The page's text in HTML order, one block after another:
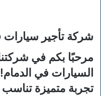
شركة تأجير سيارات
مرحبًا بكم في
السيارات في
تجربة متميزة تناسب